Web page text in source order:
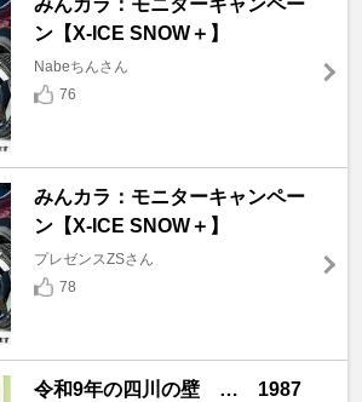
みんカラ：モニターキャンペー
ン【X-ICE SNOW＋】
Nabeちんさん
76
みんカラ：モニターキャンペー
ン【X-ICE SNOW＋】
プレゼンスZSさん
78
令和9年の四川の壁 … 1987